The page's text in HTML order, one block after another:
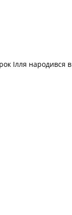
Ілля народився в